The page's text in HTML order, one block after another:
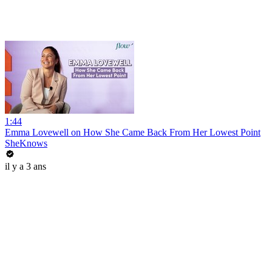
1:44
Emma Lovewell on How She Came Back From Her Lowest Point
SheKnows
il y a 3 ans